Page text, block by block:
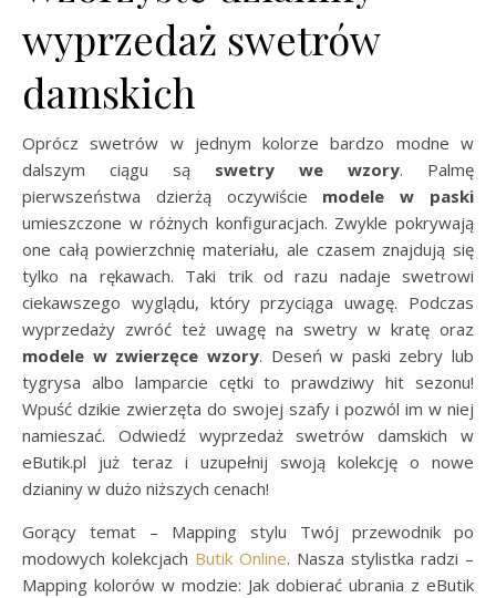
wyprzedaż swetrów
damskich
Oprócz swetrów w jednym kolorze bardzo modne w
dalszym ciągu są swetry we wzory. Palmę
pierwszeństwa dzierżą oczywiście modele w paski
umieszczone w różnych konfiguracjach. Zwykle pokrywają
one całą powierzchnię materiału, ale czasem znajdują się
tylko na rękawach. Taki trik od razu nadaje swetrowi
ciekawszego wyglądu, który przyciąga uwagę. Podczas
wyprzedaży zwróć też uwagę na swetry w kratę oraz
modele w zwierzęce wzory. Deseń w paski zebry lub
tygrysa albo lamparcie cętki to prawdziwy hit sezonu!
Wpuść dzikie zwierzęta do swojej szafy i pozwól im w niej
namieszać. Odwiedź wyprzedaż swetrów damskich w
eButik.pl już teraz i uzupełnij swoją kolekcję o nowe
dzianiny w dużo niższych cenach!
Gorący temat – Mapping stylu Twój przewodnik po
modowych kolekcjach Butik Online. Nasza stylistka radzi –
Mapping kolorów w modzie: Jak dobierać ubrania z eButik